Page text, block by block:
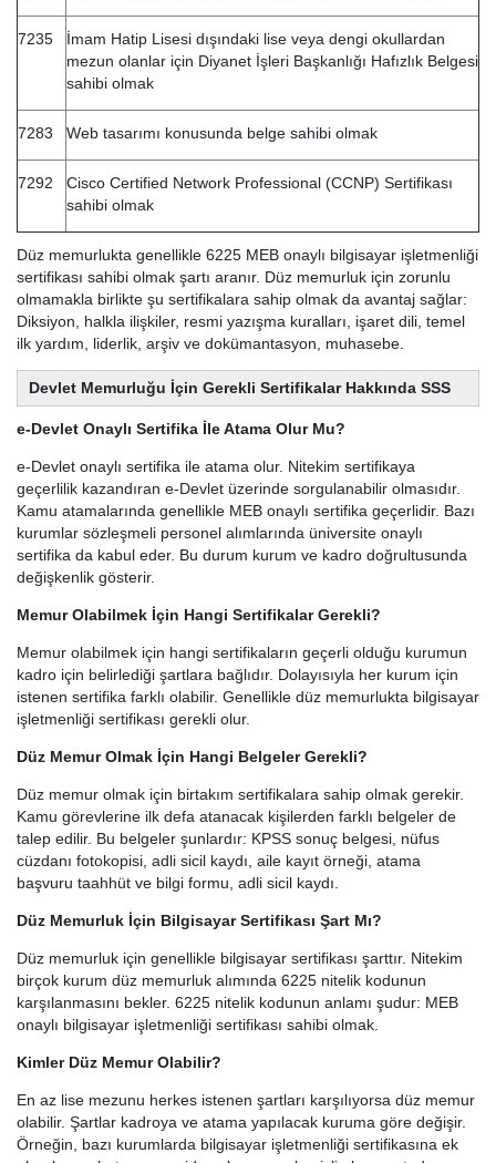
7235
İmam Hatip Lisesi dışındaki lise veya dengi okullardan
mezun olanlar için Diyanet İşleri Başkanlığı Hafızlık Belgesi
sahibi olmak
7283 Web tasarımı konusunda belge sahibi olmak
7292
Cisco Certified Network Professional (CCNP) Sertifikası
sahibi olmak
Düz memurlukta genellikle 6225 MEB onaylı bilgisayar işletmenliği
sertifikası sahibi olmak şartı aranır. Düz memurluk için zorunlu
olmamakla birlikte şu sertifikalara sahip olmak da avantaj sağlar:
Diksiyon, halkla ilişkiler, resmi yazışma kuralları, işaret dili, temel
ilk yardım, liderlik, arşiv ve dokümantasyon, muhasebe.
Devlet Memurluğu İçin Gerekli Sertifikalar Hakkında SSS
e-Devlet Onaylı Sertifika İle Atama Olur Mu?
e-Devlet onaylı sertifika ile atama olur. Nitekim sertifikaya
geçerlilik kazandıran e-Devlet üzerinde sorgulanabilir olmasıdır.
Kamu atamalarında genellikle MEB onaylı sertifika geçerlidir. Bazı
kurumlar sözleşmeli personel alımlarında üniversite onaylı
sertifika da kabul eder. Bu durum kurum ve kadro doğrultusunda
değişkenlik gösterir.
Memur Olabilmek İçin Hangi Sertifikalar Gerekli?
Memur olabilmek için hangi sertifikaların geçerli olduğu kurumun
kadro için belirlediği şartlara bağlıdır. Dolayısıyla her kurum için
istenen sertifika farklı olabilir. Genellikle düz memurlukta bilgisayar
işletmenliği sertifikası gerekli olur.
Düz Memur Olmak İçin Hangi Belgeler Gerekli?
Düz memur olmak için birtakım sertifikalara sahip olmak gerekir.
Kamu görevlerine ilk defa atanacak kişilerden farklı belgeler de
talep edilir. Bu belgeler şunlardır: KPSS sonuç belgesi, nüfus
cüzdanı fotokopisi, adli sicil kaydı, aile kayıt örneği, atama
başvuru taahhüt ve bilgi formu, adli sicil kaydı.
Düz Memurluk İçin Bilgisayar Sertifikası Şart Mı?
Düz memurluk için genellikle bilgisayar sertifikası şarttır. Nitekim
birçok kurum düz memurluk alımında 6225 nitelik kodunun
karşılanmasını bekler. 6225 nitelik kodunun anlamı şudur: MEB
onaylı bilgisayar işletmenliği sertifikası sahibi olmak.
Kimler Düz Memur Olabilir?
En az lise mezunu herkes istenen şartları karşılıyorsa düz memur
olabilir. Şartlar kadroya ve atama yapılacak kuruma göre değişir.
Örneğin, bazı kurumlarda bilgisayar işletmenliği sertifikasına ek